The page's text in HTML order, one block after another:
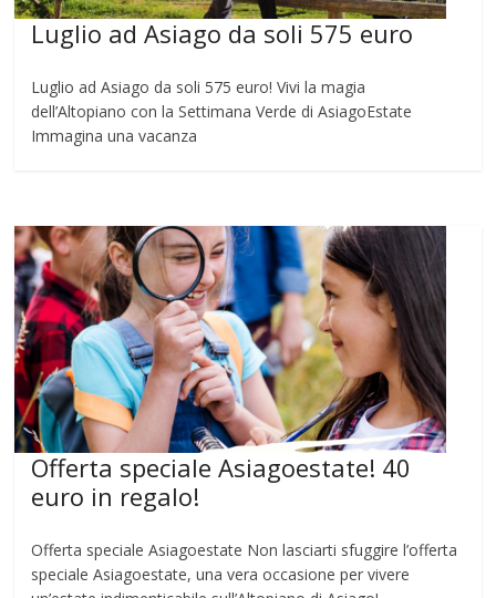
Luglio ad Asiago da soli 575 euro
Luglio ad Asiago da soli 575 euro! Vivi la magia
dell’Altopiano con la Settimana Verde di AsiagoEstate
Immagina una vacanza
Offerta speciale Asiagoestate! 40
euro in regalo!
Offerta speciale Asiagoestate Non lasciarti sfuggire l’offerta
speciale Asiagoestate, una vera occasione per vivere